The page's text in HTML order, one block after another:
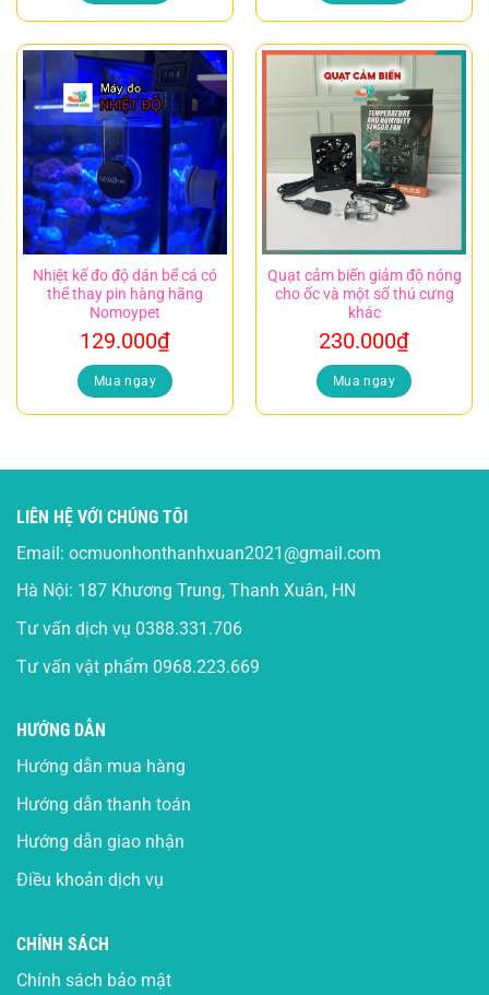
Nhiệt kế đo độ dán bể cá có
thể thay pin hàng hãng
Nomoypet
129.000₫
Mua ngay
Quạt cảm biến giảm độ nóng
cho ốc và một số thú cưng
khác
230.000₫
Mua ngay
LIÊN HỆ VỚI CHÚNG TÔI
Email: ocmuonhonthanhxuan2021@gmail.com
Hà Nội: 187 Khương Trung, Thanh Xuân, HN
Tư vấn dịch vụ 0388.331.706
Tư vấn vật phẩm 0968.223.669
HƯỚNG DẪN
Hướng dẫn mua hàng
Hướng dẫn thanh toán
Hướng dẫn giao nhận
Điều khoản dịch vụ
CHÍNH SÁCH
Chính sách bảo mật